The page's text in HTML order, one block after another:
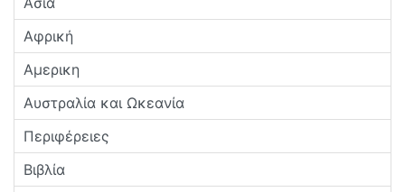
Αφρική
Αμερικη
Αυστραλία και Ωκεανία
Περιφέρειες
Βιβλία